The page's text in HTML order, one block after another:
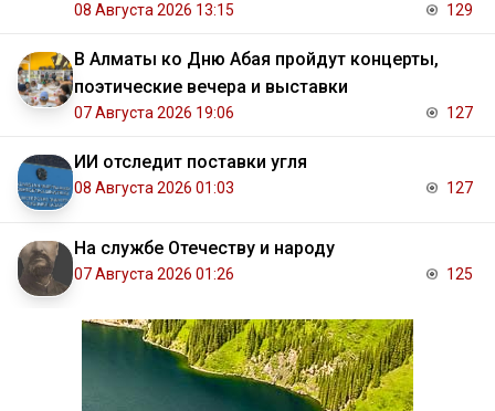
08 Августа 2026 13:15 129
В Алматы ко Дню Абая пройдут концерты,
поэтические вечера и выставки
07 Августа 2026 19:06 127
ИИ отследит поставки угля
08 Августа 2026 01:03 127
На службе Отечеству и народу
07 Августа 2026 01:26 125